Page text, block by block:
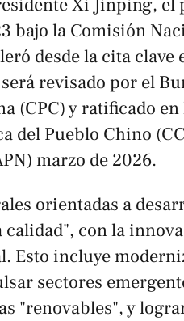
Xi Jinping, el
bajo la Comisión
desde la cita clave
revisado por el
(CPC) y ratificado en
del Pueblo Chino
marzo de 2026.
orientadas a
calidad", con la
Esto incluye
sectores
"renovables", y